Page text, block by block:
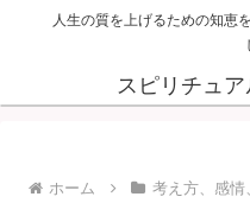
人生の質を上げるための知恵
スピリチュ
ホーム 考え方、感情